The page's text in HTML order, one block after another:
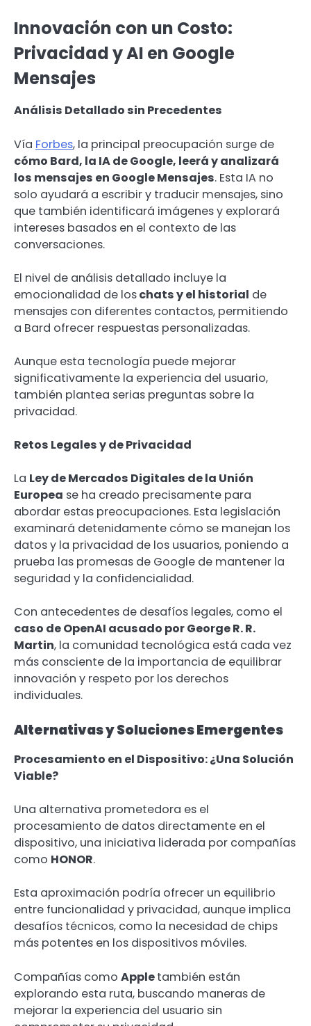
Innovación con un Costo:
Privacidad y AI en Google
Mensajes
Análisis Detallado sin Precedentes
Vía Forbes, la principal preocupación surge de
cómo Bard, la IA de Google, leerá y analizará
los mensajes en Google Mensajes. Esta IA no
solo ayudará a escribir y traducir mensajes, sino
que también identificará imágenes y explorará
intereses basados en el contexto de las
conversaciones.
El nivel de análisis detallado incluye la
emocionalidad de loschats y el historial de
mensajes con diferentes contactos, permitiendo
a Bard ofrecer respuestas personalizadas.
Aunque esta tecnología puede mejorar
significativamente la experiencia del usuario,
también plantea serias preguntas sobre la
privacidad.
Retos Legales y de Privacidad
La Ley de Mercados Digitales de la Unión
Europea se ha creado precisamente para
abordar estas preocupaciones. Esta legislación
examinará detenidamente cómo se manejan los
datos y la privacidad de los usuarios, poniendo a
prueba las promesas de Google de mantener la
seguridad y la confidencialidad.
Con antecedentes de desafíos legales, como el
caso de OpenAI acusado por George R. R.
Martin, la comunidad tecnológica está cada vez
más consciente de la importancia de equilibrar
innovación y respeto por los derechos
individuales.
Alternativas y Soluciones Emergentes
Procesamiento en el Dispositivo: ¿Una Solución
Viable?
Una alternativa prometedora es el
procesamiento de datos directamente en el
dispositivo, una iniciativa liderada por compañías
como HONOR.
Esta aproximación podría ofrecer un equilibrio
entre funcionalidad y privacidad, aunque implica
desafíos técnicos, como la necesidad de chips
más potentes en los dispositivos móviles.
Compañías como Appletambién están
explorando esta ruta, buscando maneras de
mejorar la experiencia del usuario sin